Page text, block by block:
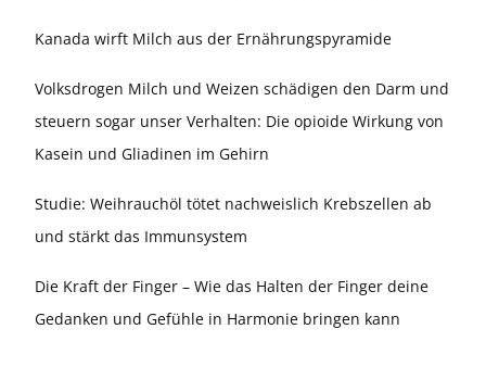
Kanada wirft Milch aus der Ernährungspyramide
Volksdrogen Milch und Weizen schädigen den Darm und
steuern sogar unser Verhalten: Die opioide Wirkung von
Kasein und Gliadinen im Gehirn
Studie: Weihrauchöl tötet nachweislich Krebszellen ab
und stärkt das Immunsystem
Die Kraft der Finger – Wie das Halten der Finger deine
Gedanken und Gefühle in Harmonie bringen kann